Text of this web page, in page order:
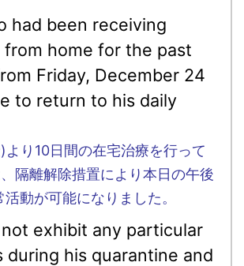
had been receiving
home for the past
Friday, December 24
to return to his daily
り10日間の在宅治療を行って
隔離解除措置により本日の午後
動が可能になりました。
not exhibit any particular
during his quarantine and